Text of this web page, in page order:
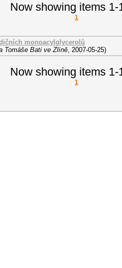
Now showing items 1-
1
monoacylglycerolů
Tomáše Bati ve Zlíně 2007-05-25)
Now showing items 1-
1